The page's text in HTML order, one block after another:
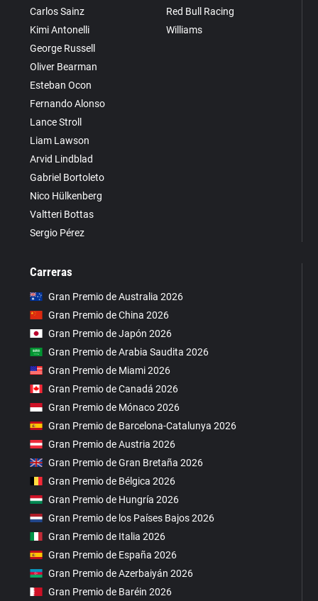
Carlos Sainz
Kimi Antonelli
George Russell
Oliver Bearman
Esteban Ocon
Fernando Alonso
Lance Stroll
Liam Lawson
Arvid Lindblad
Gabriel Bortoleto
Nico Hülkenberg
Valtteri Bottas
Sergio Pérez
Red Bull Racing
Williams
Carreras
Gran Premio de Australia 2026
Gran Premio de China 2026
Gran Premio de Japón 2026
Gran Premio de Arabia Saudita 2026
Gran Premio de Miami 2026
Gran Premio de Canadá 2026
Gran Premio de Mónaco 2026
Gran Premio de Barcelona-Catalunya 2026
Gran Premio de Austria 2026
Gran Premio de Gran Bretaña 2026
Gran Premio de Bélgica 2026
Gran Premio de Hungría 2026
Gran Premio de los Países Bajos 2026
Gran Premio de Italia 2026
Gran Premio de España 2026
Gran Premio de Azerbaiyán 2026
Gran Premio de Baréin 2026